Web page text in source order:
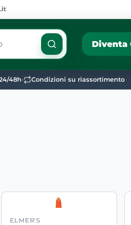
altri filtri disponibili.
Diventa
48h• Condizioni su riassortimento
ELMER'S